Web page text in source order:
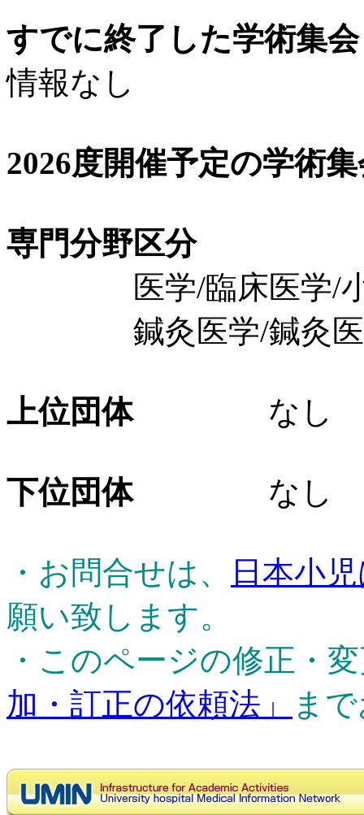
すでに終了した学術集
情報なし
2026度開催予定の学術
専門分野区分
医学/臨床医学/小
鍼灸医学/鍼灸医
上位団体なし
下位団体なし
・お問合せは、
日本小
願い致します。
・このページの修正・
加・訂正の依頼法」
ま